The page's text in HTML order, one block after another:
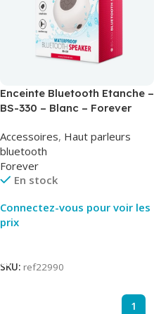
Enceinte Bluetooth Etanche –
BS-330 – Blanc – Forever
Accessoires, Haut parleurs
bluetooth
Forever
En stock
Connectez-vous pour voir les
prix
SKU: ref22990
1